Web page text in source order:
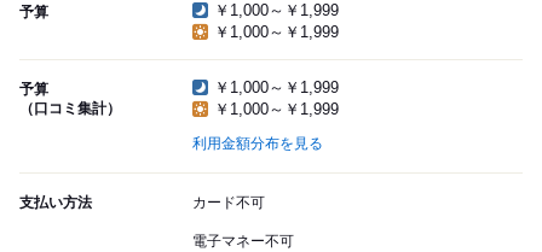
予算
￥1,000～￥1,999
￥1,000～￥1,999
予算
（口コミ集計）
￥1,000～￥1,999
￥1,000～￥1,999
利用金額分布を見る
支払い方法 カード不可
電子マネー不可